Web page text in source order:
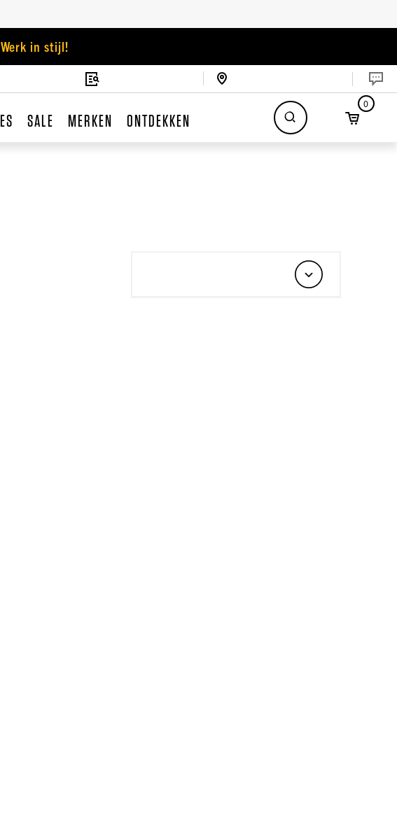
in stijl!
SALE MERKEN ONTDEKKEN
0